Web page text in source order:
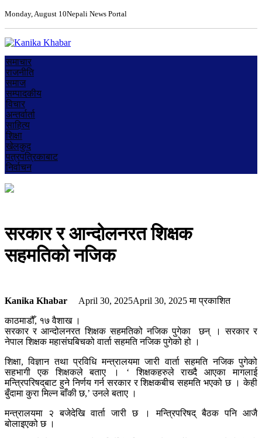
Monday, August 10Nepali News Portal
समाचार
राजनीति
समाज
सम्पादकीय
विचार
अन्तर्वार्ता
साहित्य
शिक्षा
खेलकुद
पत्रपत्रिकाबाट
निर्वाचन
सरकार र आन्दोलनरत शिक्षक
सहमतिको नजिक
Kanika Khabar April 30, 2025April 30, 2025मा प्रकाशित
काठमाडौँ, १७ वैशाख ।
सरकार र आन्दोलनरत शिक्षक सहमतिको नजिक पुगेका छन् । सरकार र
नेपाल शिक्षक महासंघबिचको वार्ता सहमति नजिक पुगेको हो ।
शिक्षा, विज्ञान तथा प्रविधि मन्त्रालयमा जारी वार्ता सहमति नजिक पुगेको
सहभागी एक शिक्षकले बताए । ‘ शिक्षकहरुले राख्दै आएका मागलाई
मन्त्रिपरिषद्‌बाट हुने निर्णय गर्न सरकार र शिक्षकबीच सहमति भएको छ । केही
बुँदामा कुरा मिल्न बाँकी छ,’ उनले बताए ।
मन्त्रालयमा २ बजेदेखि वार्ता जारी छ । मन्त्रिपरिषद् बैठक पनि आजै
बोलाइएको छ ।